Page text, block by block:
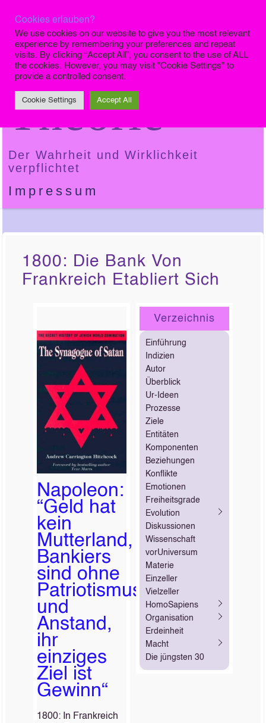
Die Finale
Theorie
Der Wahrheit und Wirklichkeit
verpflichtet
Impressum
1800: Die Bank Von
Frankreich Etabliert Sich
Napoleon:
“Geld hat
kein
Mutterland,
Bankiers
sind ohne
Patriotismus
und
Anstand,
ihr
einziges
Ziel ist
Gewinn“
1800: In Frankreich
Verzeichnis
Einführung
Indizien
Autor
Überblick
Ur-Ideen
Prozesse
Ziele
Entitäten
Komponenten
Beziehungen
Konflikte
Emotionen
Freiheitsgrade
Evolution
Diskussionen
Wissenschaft
vorUniversum
Materie
Einzeller
Vielzeller
HomoSapiens
Organisation
Erdeinheit
Macht
Die jüngsten 30
Cookies erlauben?
We use cookies on our website to give you the most relevant
experience by remembering your preferences and repeat
visits. By clicking “Accept All”, you consent to the use of ALL
the cookies. However, you may visit "Cookie Settings" to
provide a controlled consent.
Cookie Settings Accept All